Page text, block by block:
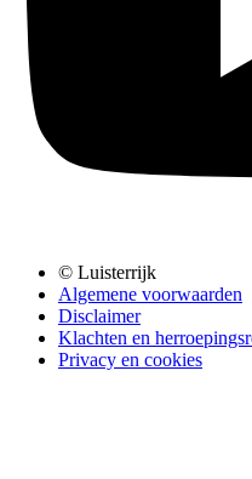
© Luisterrijk
Algemene voorwaarden
Disclaimer
Klachten en
Privacy en cookies